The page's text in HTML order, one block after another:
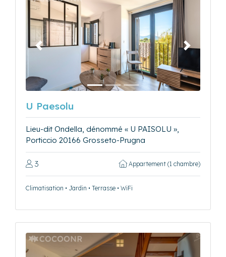
Précédent Suivant
U Paesolu
Lieu-dit Ondella, dénommé « U PAISOLU »,
Porticcio 20166 Grosseto-Prugna
3 Appartement (1 chambre)
Climatisation • Jardin • Terrasse • WiFi